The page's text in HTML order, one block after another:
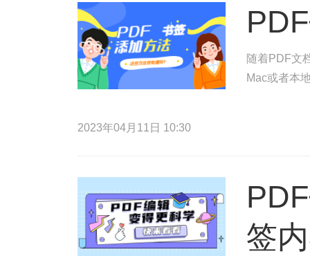
随着PDF文
Mac或者本
2023年04月11日 10:30
签